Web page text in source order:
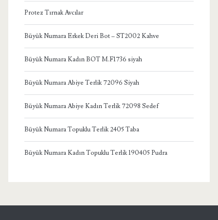
Protez Tırnak Avcılar
Büyük Numara Erkek Deri Bot – ST2002 Kahve
Büyük Numara Kadın BOT M.F1736 siyah
Büyük Numara Abiye Terlik 72096 Siyah
Büyük Numara Abiye Kadın Terlik 72098 Sedef
Büyük Numara Topuklu Terlik 2405 Taba
Büyük Numara Kadın Topuklu Terlik 190405 Pudra